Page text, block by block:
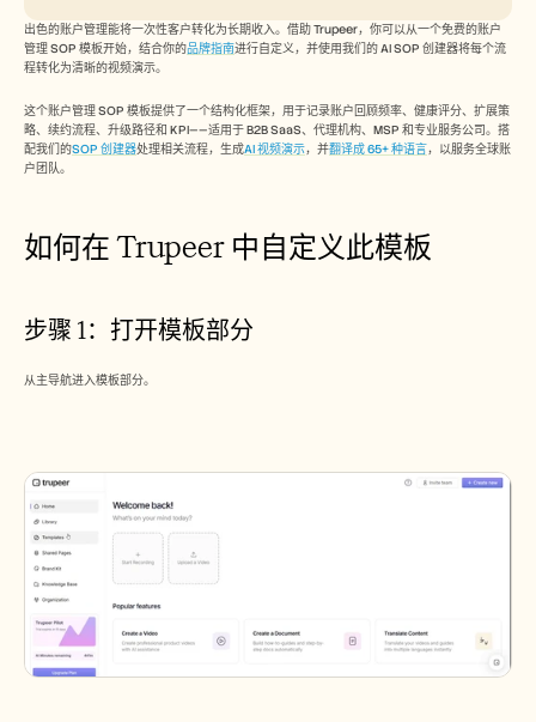
出色的账户管理能将一次性客户转化为长期收入。借助 Trupeer，你可以从一个免费的账户
管理 SOP 模板开始，结合你的品牌指南进行自定义，并使用我们的 AI SOP 创建器将每个流
程转化为清晰的视频演示。
这个账户管理 SOP 模板提供了一个结构化框架，用于记录账户回顾频率、健康评分、扩展策
略、续约流程、升级路径和 KPI——适用于 B2B SaaS、代理机构、MSP 和专业服务公司。搭
配我们的SOP 创建器处理相关流程，生成AI 视频演示，并翻译成 65+ 种语言，以服务全球账
户团队。
如何在 Trupeer 中自定义此模板
步骤 1：打开模板部分
从主导航进入模板部分。
帮助中心
招聘
Partner Program
用例
销售赋能
售前
产品营销
客户成功